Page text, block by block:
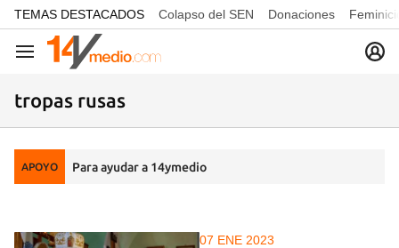
common.go-to-content
TEMAS DESTACADOS Colapso del SEN Donaciones
Navegación
tropas rusas
APOYO Para ayudar a 14ymedio
07 ENE 2023